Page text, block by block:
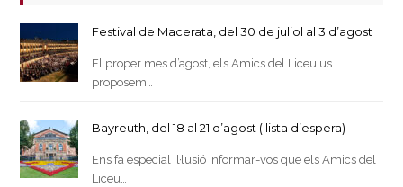
Festival de Macerata, del 30 de juliol al 3 d’agost
El proper mes d’agost, els Amics del Liceu us
proposem…
Bayreuth, del 18 al 21 d’agost (llista d’espera)
Ens fa especial il·lusió informar-vos que els Amics del
Liceu…